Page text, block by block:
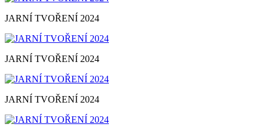
JARNÍ TVOŘENÍ 2024
JARNÍ TVOŘENÍ 2024
JARNÍ TVOŘENÍ 2024